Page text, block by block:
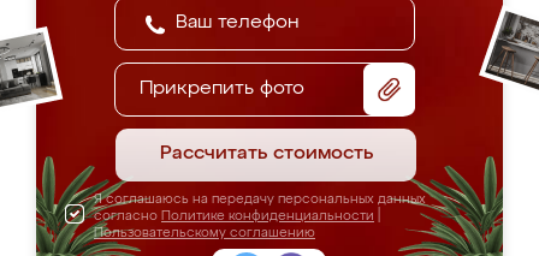
Прикрепить фото
Рассчитать стоимость
Я соглашаюсь на передачу персональных данных
согласно Политике конфиденциальности
Пользовательскому соглашению